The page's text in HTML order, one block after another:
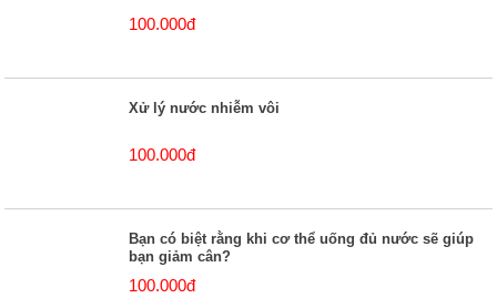
100.000đ
Xử lý nước nhiễm vôi
100.000đ
Bạn có biệt rằng khi cơ thể uống đủ nước sẽ giúp
bạn giảm cân?
100.000đ